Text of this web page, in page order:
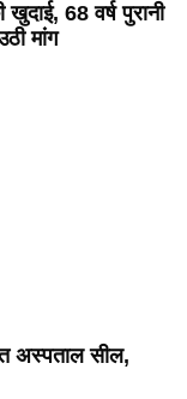
68 वर्ष पुरानी
मांग
अस्पताल सील,